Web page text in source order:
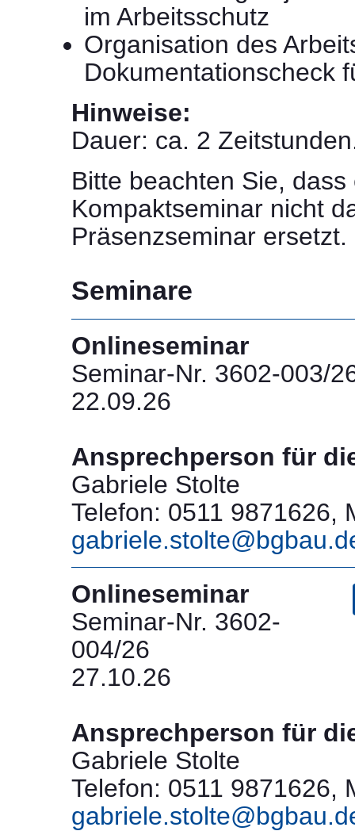
im Arbeitsschutz
Organisation des
Dokumentationscheck
Hinweise:
Dauer: ca. 2
Bitte beachten Sie,
Kompaktseminar nicht
Präsenzseminar ersetzt.
Seminare
Onlineseminar
Seminar-Nr. 3602-003/
22.09.26
Ansprechperson für
Gabriele Stolte
Telefon: 0511 9871626,
Onlineseminar
Seminar-Nr. 3602-
004/26
27.10.26
Ansprechperson für
Gabriele Stolte
Telefon: 0511 9871626,